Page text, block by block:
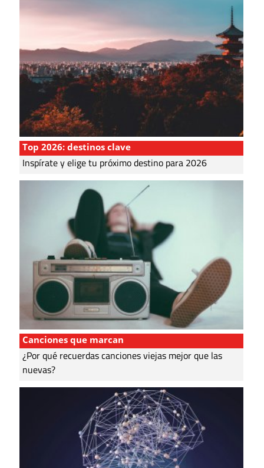
Top 2026: destinos clave
Inspírate y elige tu próximo destino para 2026
Canciones que marcan
¿Por qué recuerdas canciones viejas mejor que las
nuevas?